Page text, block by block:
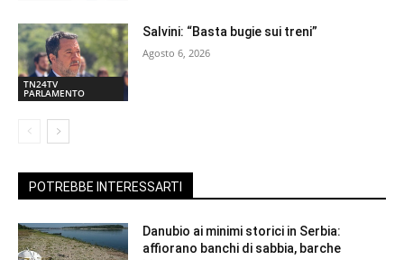
TN24TV
PARLAMENTO
Salvini: “Basta bugie sui treni”
Agosto 6, 2026
POTREBBE INTERESSARTI
Danubio ai minimi storici in Serbia:
affiorano banchi di sabbia, barche